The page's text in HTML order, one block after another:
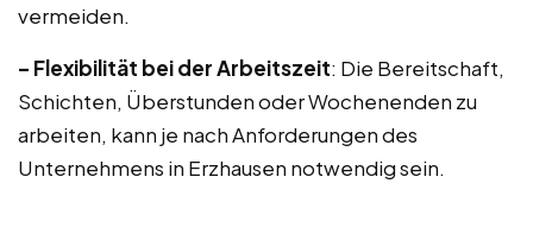
vermeiden.
– Flexibilität bei der Arbeitszeit: Die Bereitschaft,
Schichten, Überstunden oder Wochenenden zu
arbeiten, kann je nach Anforderungen des
Unternehmens in Erzhausen notwendig sein.